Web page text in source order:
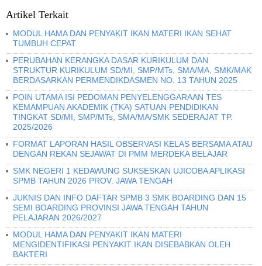
Artikel Terkait
MODUL HAMA DAN PENYAKIT IKAN MATERI IKAN SEHAT
TUMBUH CEPAT
PERUBAHAN KERANGKA DASAR KURIKULUM DAN
STRUKTUR KURIKULUM SD/MI, SMP/MTs, SMA/MA, SMK/MAK
BERDASARKAN PERMENDIKDASMEN NO. 13 TAHUN 2025
POIN UTAMA ISI PEDOMAN PENYELENGGARAAN TES
KEMAMPUAN AKADEMIK (TKA) SATUAN PENDIDIKAN
TINGKAT SD/MI, SMP/MTs, SMA/MA/SMK SEDERAJAT TP.
2025/2026
FORMAT LAPORAN HASIL OBSERVASI KELAS BERSAMA ATAU
DENGAN REKAN SEJAWAT DI PMM MERDEKA BELAJAR
SMK NEGERI 1 KEDAWUNG SUKSESKAN UJICOBA APLIKASI
SPMB TAHUN 2026 PROV. JAWA TENGAH
JUKNIS DAN INFO DAFTAR SPMB 3 SMK BOARDING DAN 15
SEMI BOARDING PROVINSI JAWA TENGAH TAHUN
PELAJARAN 2026/2027
MODUL HAMA DAN PENYAKIT IKAN MATERI
MENGIDENTIFIKASI PENYAKIT IKAN DISEBABKAN OLEH
BAKTERI